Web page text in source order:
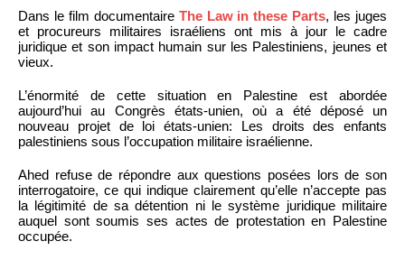
Dans le film documentaire The Law in these Parts, les juges
et procureurs militaires israéliens ont mis à jour le cadre
juridique et son impact humain sur les Palestiniens, jeunes et
vieux.
L’énormité de cette situation en Palestine est abordée
aujourd’hui au Congrès états-unien, où a été déposé un
nouveau projet de loi états-unien: Les droits des enfants
palestiniens sous l’occupation militaire israélienne.
Ahed refuse de répondre aux questions posées lors de son
interrogatoire, ce qui indique clairement qu’elle n’accepte pas
la légitimité de sa détention ni le système juridique militaire
auquel sont soumis ses actes de protestation en Palestine
occupée.